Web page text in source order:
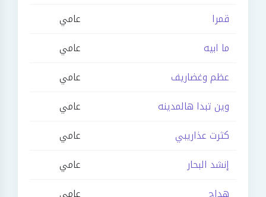
قمرا
عامي
ما ابيه
عامي
عظم وغضاريف
عامي
وين تبدا هالمدينه
عامي
كثرت عذاريبي
عامي
إنشد البحار
عامي